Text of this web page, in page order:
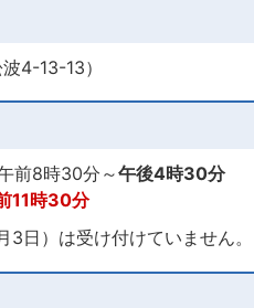
4-13-13）
前8時30分～午後4時30分
11時30分
3日）は受け付けていません。